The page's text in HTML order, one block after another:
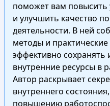
поможет вам
и улучшить качество
деятельности. В ней
методы и
эффективно
внутренние ресурсы в
Автор раскрывает
внутреннего
повышению